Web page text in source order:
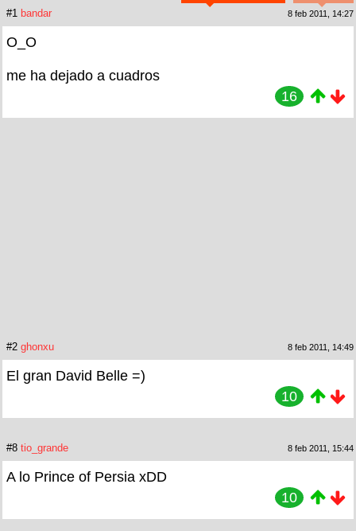
#1 bandar 8 feb 2011, 14:27
O_O
me ha dejado a cuadros
16
#2 ghonxu 8 feb 2011, 14:49
El gran David Belle =)
10
#8 tio_grande 8 feb 2011, 15:44
A lo Prince of Persia xDD
10